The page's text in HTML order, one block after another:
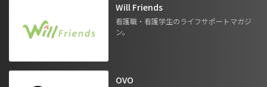
Will Friends
看護職・看護学生のライフサポートマガジ
ン。
OVO